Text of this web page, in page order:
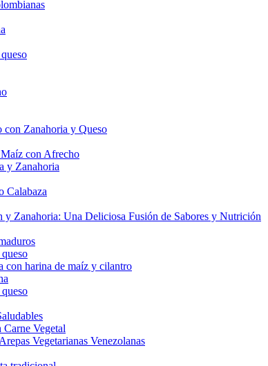
con Zanahoria y Queso
con Afrecho
y Zanahoria
Calabaza
y Zanahoria: Una Deliciosa Fusión de Sabores y Nutrición
con harina de maíz y cilantro
Carne Vegetal
Vegetarianas Venezolanas